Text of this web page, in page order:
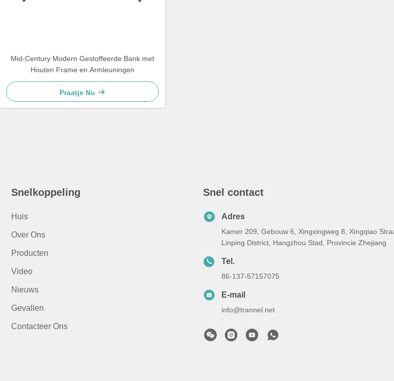
Mid-Century Modern Gestoffeerde Bank met
Houten Frame en Armleuningen
Praatje Nu
Snelkoppeling
Huis
Over Ons
Producten
Video
Nieuws
Gevallen
Contacteer Ons
Snel contact
Adres
Kamer 209, Gebouw 6, Xingxingweg 8, Xingqiao
Linping District, Hangzhou Stad, Provincie Zhejiang
Tel.
86-137-57157075
E-mail
info@trannel.net